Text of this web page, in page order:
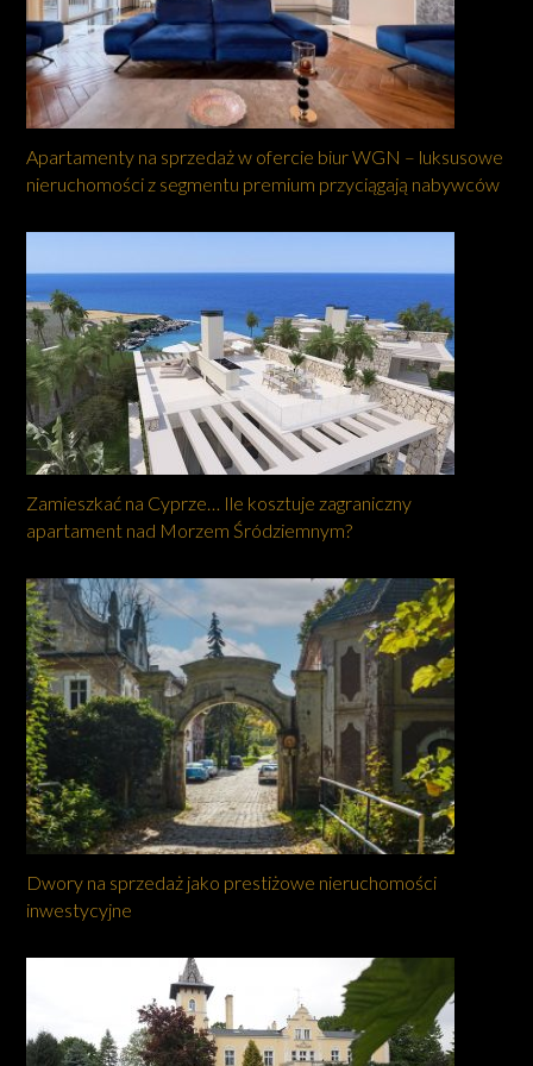
Apartamenty na sprzedaż w ofercie biur WGN – luksusowe
nieruchomości z segmentu premium przyciągają nabywców
Zamieszkać na Cyprze… Ile kosztuje zagraniczny
apartament nad Morzem Śródziemnym?
Dwory na sprzedaż jako prestiżowe nieruchomości
inwestycyjne